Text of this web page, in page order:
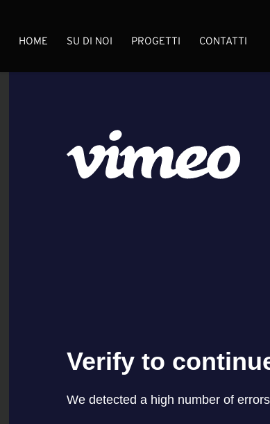
HOME SU DI NOI PROGETTI CONTATTI